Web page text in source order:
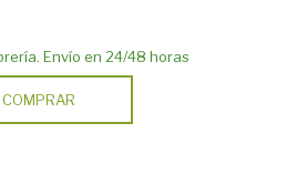
Envío en 24/48 horas
COMPRAR